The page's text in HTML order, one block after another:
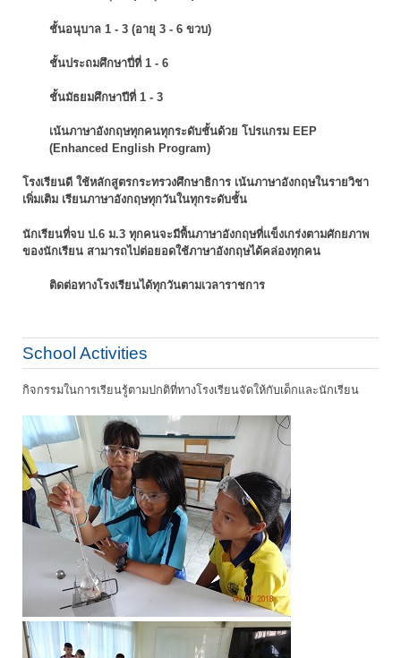
ชั้นอนุบาล 1 - 3 (อายุ 3 - 6 ขวบ)
ชั้นประถมศึกษาปี่ที่ 1 - 6
ชั้นมัธยมศึกษาปีที่ 1 - 3
เน้นภาษาอังกฤษทุกคนทุกระดับชั้นด้วย โปรแกรม EEP
(Enhanced English Program)
โรงเรียนดี ใช้หลักสูตรกระทรวงศึกษาธิการ เน้นภาษาอังกฤษในรายวิชา
เพิ่มเติม เรียนภาษาอังกฤษทุกวันในทุกระดับชั้น
นักเรียนที่จบ ป.6 ม.3 ทุกคนจะมีพื้นภาษาอังกฤษที่แข็งเกร่งตามศักยภาพ
ของนักเรียน สามารถไปต่อยอดใช้ภาษาอังกฤษได้คล่องทุกคน
ติดต่อทางโรงเรียนได้ทุกวันตามเวลาราชการ
School Activities
กิจกรรมในการเรียนรู้ตามปกติที่ทางโรงเรียนจัดให้กับเด็กและนักเรียน